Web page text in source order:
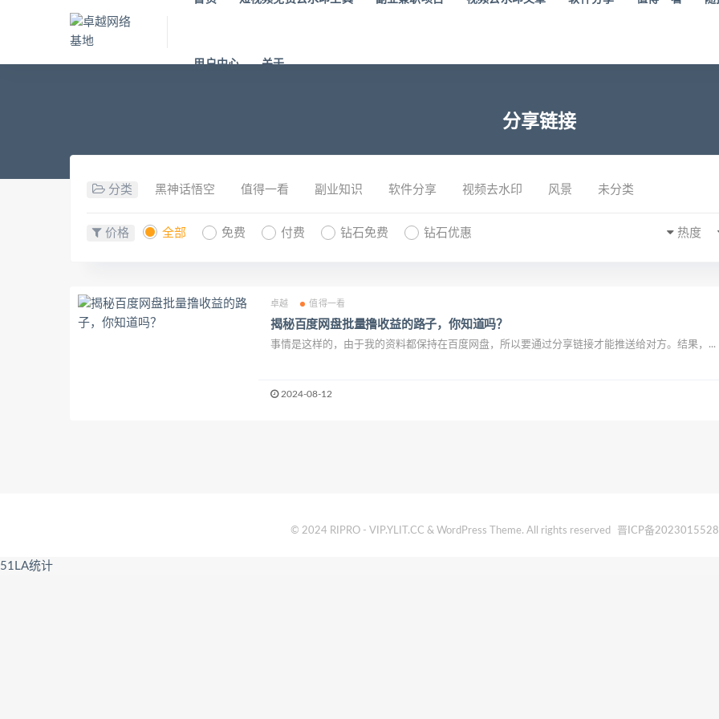
用户中心 关于
分享链接
分类 黑神话悟空 值得一看 副业知识 软件分享 视频去水印 风景 未分类
价格 全部 免费 付费 钻石免费 钻石优惠 热度
卓越 值得一看
揭秘百度网盘批量撸收益的路子，你知道吗？
事情是这样的，由于我的资料都保持在百度网盘，所以要通过分享链接才能推送给对方。结果，...
2024-08-12
© 2024 RIPRO - VIP.YLIT.CC & WordPress Theme. All rights reserved 晋ICP备
51LA统计